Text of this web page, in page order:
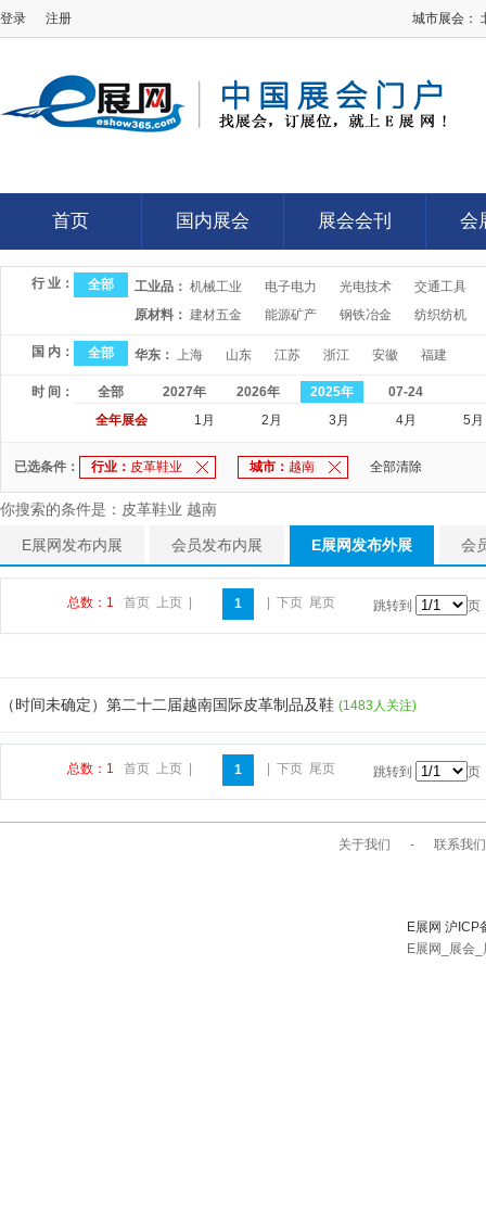
登录 注册 城市展会：
首页
首页
国内展会
国内展会
展会会刊
展会会刊
会
会
行 业： 全部 工业品： 机械工业 电子电力 光电技术
交通工具
原材料： 建材五金 能源矿产 钢铁冶金 纺织纺机
国 内： 全部 华东： 上海 山东 江苏 浙江 安徽 福建
时 间： 全部 2027年 2026年 2025年
07-24
全年展会
1月 2月 3月 4月 5月
已选条件： 行业： 皮革鞋业 城市： 越南 全部清除
你搜索的条件是：皮革鞋业 越南
E展网发布内展 会员发布内展 E展网发布外展 会
总数：1 首页 上页 1 下页 尾页 跳转到 页
（时间未确定）第二十二届越南国际皮革制品及鞋 (1483人关注)
总数：1 首页 上页 1 下页 尾页 跳转到 页
关于我们 - 联系我们
E展网 沪
E展网_展会